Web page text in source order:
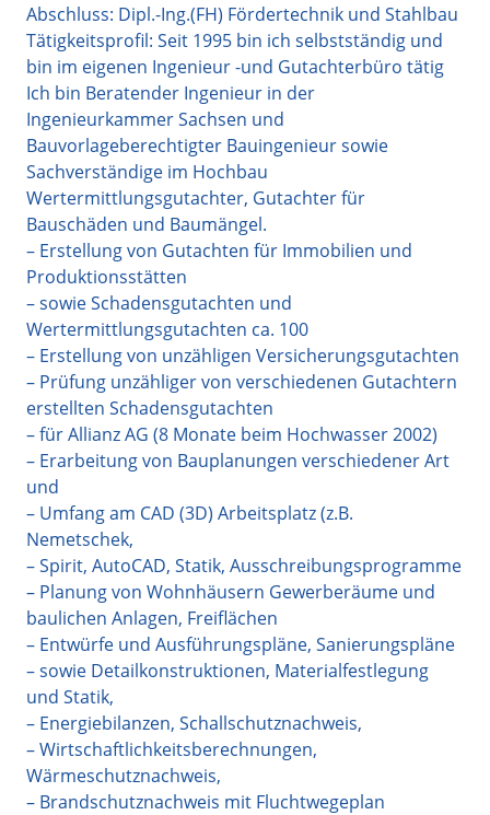
Abschluss: Dipl.-Ing.(FH) Fördertechnik und Stahlbau
Tätigkeitsprofil: Seit 1995 bin ich selbstständig und
bin im eigenen Ingenieur -und Gutachterbüro tätig
Ich bin Beratender Ingenieur in der
Ingenieurkammer Sachsen und
Bauvorlageberechtigter Bauingenieur sowie
Sachverständige im Hochbau
Wertermittlungsgutachter, Gutachter für
Bauschäden und Baumängel.
– Erstellung von Gutachten für Immobilien und
Produktionsstätten
– sowie Schadensgutachten und
Wertermittlungsgutachten ca. 100
– Erstellung von unzähligen Versicherungsgutachten
– Prüfung unzähliger von verschiedenen Gutachtern
erstellten Schadensgutachten
– für Allianz AG (8 Monate beim Hochwasser 2002)
– Erarbeitung von Bauplanungen verschiedener Art
und
– Umfang am CAD (3D) Arbeitsplatz (z.B.
Nemetschek,
– Spirit, AutoCAD, Statik, Ausschreibungsprogramme
– Planung von Wohnhäusern Gewerberäume und
baulichen Anlagen, Freiflächen
– Entwürfe und Ausführungspläne, Sanierungspläne
– sowie Detailkonstruktionen, Materialfestlegung
und Statik,
– Energiebilanzen, Schallschutznachweis,
– Wirtschaftlichkeitsberechnungen,
Wärmeschutznachweis,
– Brandschutznachweis mit Fluchtwegeplan